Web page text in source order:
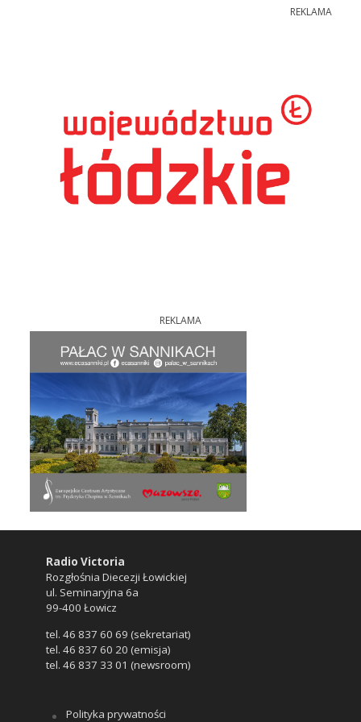
REKLAMA
REKLAMA
Radio Victoria
Rozgłośnia Diecezji Łowickiej
ul. Seminaryjna 6a
99-400 Łowicz
tel. 46 837 60 69 (sekretariat)
tel. 46 837 60 20 (emisja)
tel. 46 837 33 01 (newsroom)
Polityka prywatności